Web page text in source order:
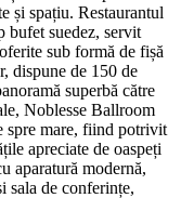
și spațiu. Restaurantul
bufet suedez, servit
sub formă de fișă
dispune de 150 de
superbă către
Noblesse Ballroom
spre mare, fiind potrivit
apreciate de oaspeți
aparatură modernă,
sala de conferințe,